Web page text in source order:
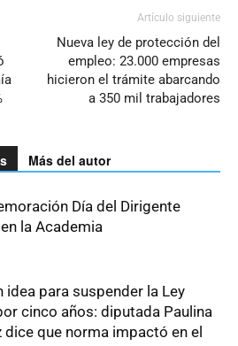
Artículo siguiente
Nueva ley de protección del
empleo: 23.000 empresas
hicieron el trámite abarcando
a 350 mil trabajadores
Más del autor
Día del Dirigente
la Academia
idea para suspender la Ley
cinco años: diputada Paulina
dice que norma impactó en el